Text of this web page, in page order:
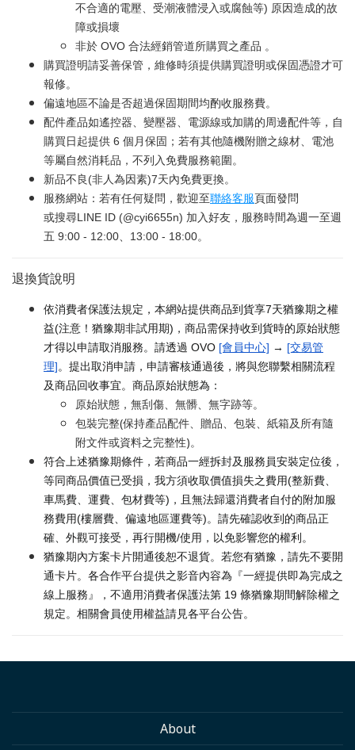
不合適的電壓、受潮液體浸入或腐蝕等) 原因造成的故
障或損壞
非於 OVO 合法經銷管道所購買之產品 。
購買證明請妥善保管，維修時須提供購買證明或保固憑證才可
報修。
偏遠地區不論是否超過保固期間均酌收服務費。
配件產品如遙控器、變壓器、電源線或加購的周邊配件等，自
購買日起提供 6 個月保固；若有其他隨機附贈之線材、電池
等屬自然消耗品，不列入免費服務範圍。
新品不良(非人為因素)7天內免費更換。
服務網站：若有任何疑問，歡迎至聯絡客服頁面發問
或搜尋LINE ID (@cyi6655n) 加入好友，服務時間為週一至週
五 9:00 - 12:00、13:00 - 18:00。
退換貨說明
依消費者保護法規定，本網站提供商品到貨享7天猶豫期之權
益(注意！猶豫期非試用期)，商品需保持收到貨時的原始狀態
才得以申請取消服務。請透過 OVO [會員中心] → [交易管
理]。提出取消申請，申請審核通過後，將與您聯繫相關流程
及商品回收事宜。商品原始狀態為：
原始狀態，無刮傷、無髒、無字跡等。
包裝完整(保持產品配件、贈品、包裝、紙箱及所有隨
附文件或資料之完整性)。
符合上述猶豫期條件，若商品一經拆封及服務員安裝定位後，
等同商品價值已受損，我方須收取價值損失之費用(整新費、
車馬費、運費、包材費等)，且無法歸還消費者自付的附加服
務費用(樓層費、偏遠地區運費等)。請先確認收到的商品正
確、外觀可接受，再行開機/使用，以免影響您的權利。
猶豫期內方案卡片開通後恕不退貨。若您有猶豫，請先不要開
通卡片。各合作平台提供之影音內容為『一經提供即為完成之
線上服務』，不適用消費者保護法第 19 條猶豫期間解除權之
規定。相關會員使用權益請見各平台公告。
About